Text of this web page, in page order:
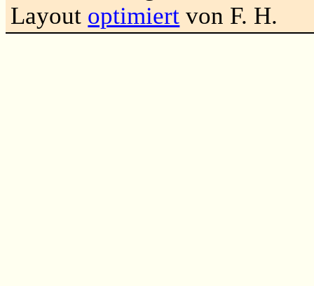
Layout optimiert von F. H.